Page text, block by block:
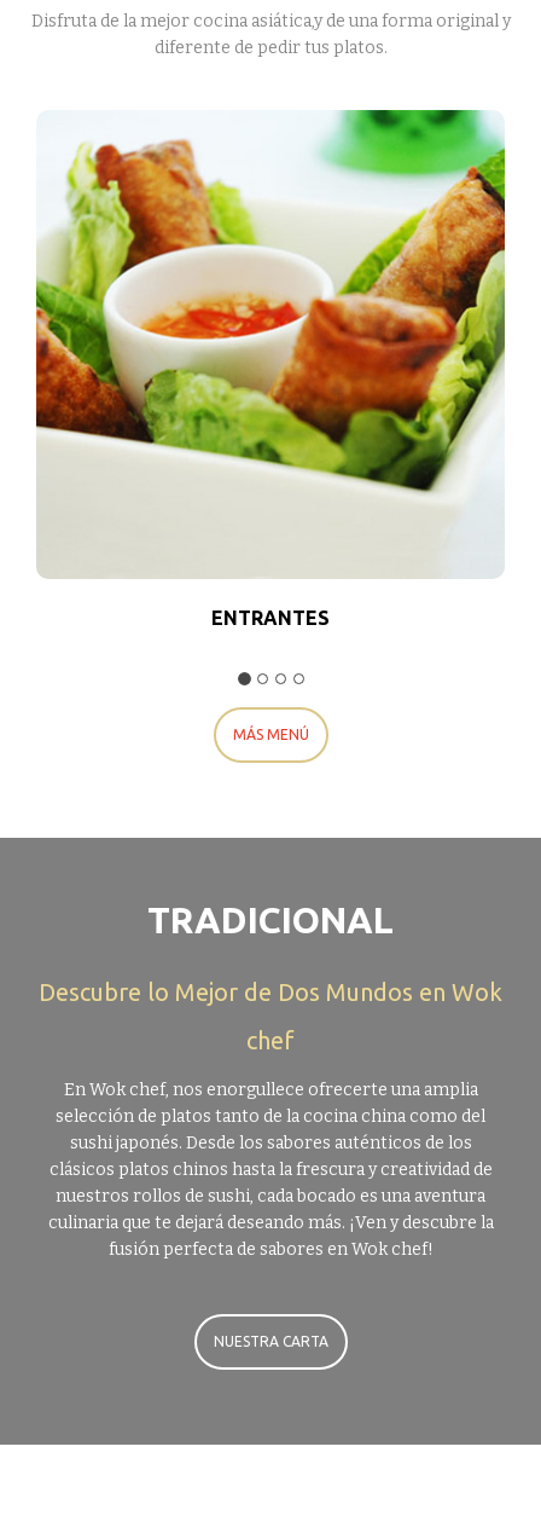
Disfruta de la mejor cocina asiática,y de una forma original y
diferente de pedir tus platos.
ENTRANTES
MÁS MENÚ
TRADICIONAL
Descubre lo Mejor de Dos Mundos en Wok
chef
En Wok chef, nos enorgullece ofrecerte una amplia
selección de platos tanto de la cocina china como del
sushi japonés. Desde los sabores auténticos de los
clásicos platos chinos hasta la frescura y creatividad de
nuestros rollos de sushi, cada bocado es una aventura
culinaria que te dejará deseando más. ¡Ven y descubre la
fusión perfecta de sabores en Wok chef!
NUESTRA CARTA